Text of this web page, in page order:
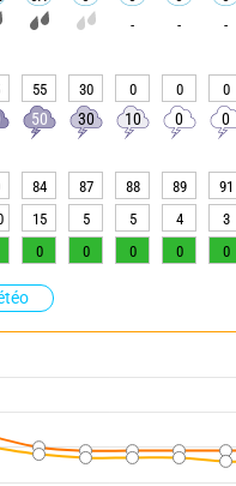
- - -
55 30 0 0 0
50 30 10 0 0
84 87 88 89 91
15 5 5 4 3
0 0 0 0 0